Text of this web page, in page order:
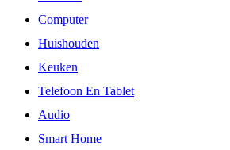
Computer
Huishouden
Keuken
Telefoon En Tablet
Audio
Smart Home